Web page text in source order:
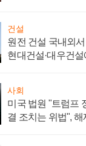
건설
원전 건설 국내외
현대건설·대우건
사회
미국 법원 "트럼프
결 조치는 위법", 해